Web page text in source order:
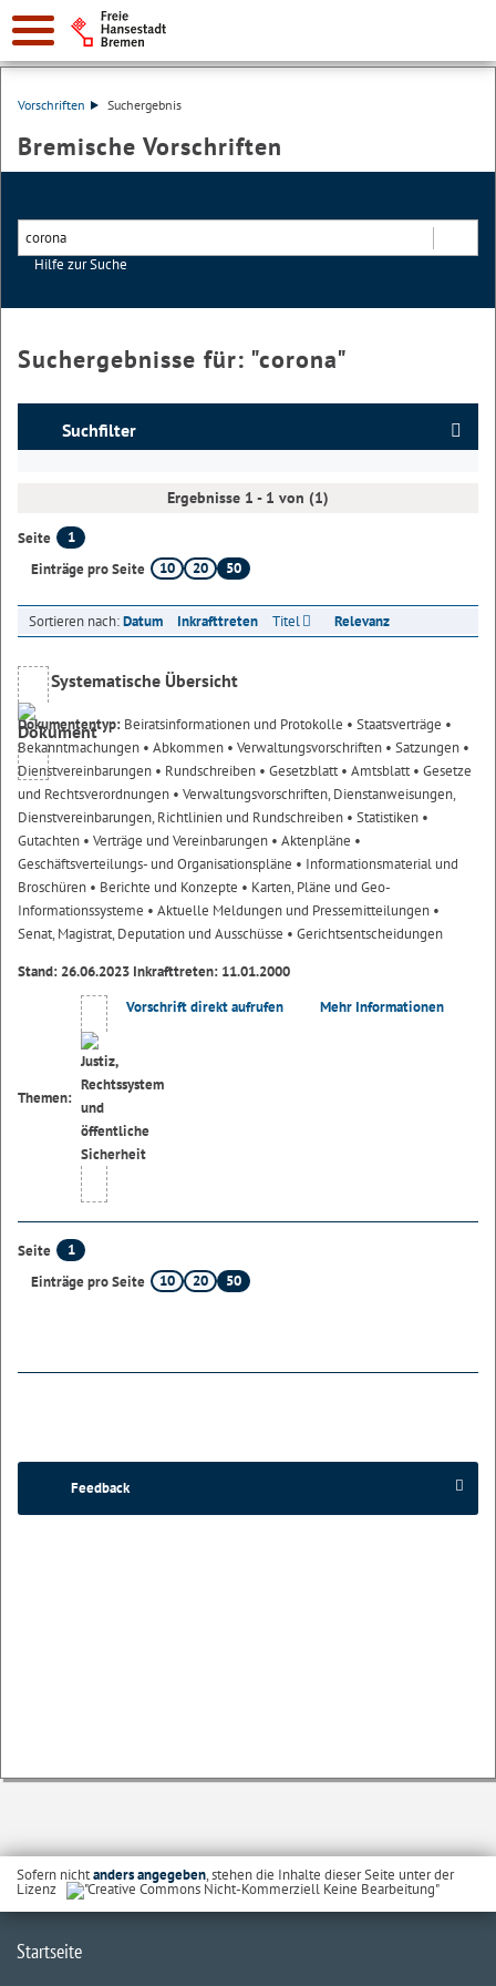
Vorschriften Suchergebnis
Bremische Vorschriften
Hilfe zur Suche
Suchergebnisse für: "corona"
Suchfilter
Ergebnisse 1 - 1 von (1)
Seite
1
Einträge pro Seite
10 20 50
Sortieren nach:Datum Inkrafttreten Titel Relevanz
Systematische Übersicht
Dokumententyp: Beiratsinformationen und Protokolle • Staatsverträge •
Bekanntmachungen • Abkommen • Verwaltungsvorschriften • Satzungen •
Dienstvereinbarungen • Rundschreiben • Gesetzblatt• Amtsblatt• Gesetze
und Rechtsverordnungen • Verwaltungsvorschriften, Dienstanweisungen,
Dienstvereinbarungen, Richtlinien und Rundschreiben • Statistiken •
Gutachten • Verträge und Vereinbarungen • Aktenpläne •
Geschäftsverteilungs- und Organisationspläne • Informationsmaterial und
Broschüren • Berichte und Konzepte • Karten, Pläne und Geo-
Informationssysteme • Aktuelle Meldungen und Pressemitteilungen •
Senat, Magistrat, Deputation und Ausschüsse • Gerichtsentscheidungen
Stand: 26.06.2023 Inkrafttreten: 11.01.2000
Themen:
Vorschrift direkt aufrufen Mehr Informationen
Seite
1
Einträge pro Seite
10 20 50
Feedback
Sofern nichtanders angegeben, stehen die Inhalte dieser Seite unter der
Lizenz
Startseite